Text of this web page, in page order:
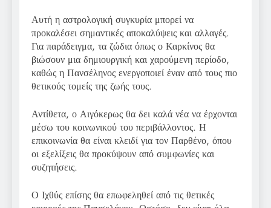
Αυτή η αστρολογική συγκυρία μπορεί να
προκαλέσει σημαντικές αποκαλύψεις και αλλαγές.
Για παράδειγμα, τα ζώδια όπως ο Καρκίνος θα
βιώσουν μια δημιουργική και χαρούμενη περίοδο,
καθώς η Πανσέληνος ενεργοποιεί έναν από τους πιο
θετικούς τομείς της ζωής τους.
Αντίθετα, ο Αιγόκερως θα δει καλά νέα να έρχονται
μέσω του κοινωνικού του περιβάλλοντος. Η
επικοινωνία θα είναι κλειδί για τον Παρθένο, όπου
οι εξελίξεις θα προκύψουν από συμφωνίες και
συζητήσεις.
Ο Ιχθύς επίσης θα επωφεληθεί από τις θετικές